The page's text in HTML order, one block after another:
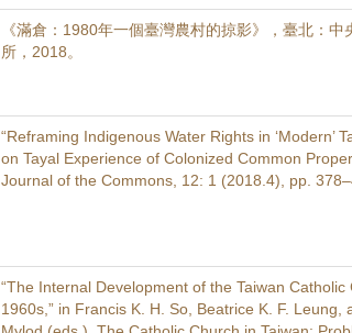
《滿倉：1980年一個臺灣農村的掠影》，臺北：
所，2018。
“Reframing Indigenous Water Rights in ‘Modern’
on Tayal Experience of Colonized Common
Journal of the Commons, 12: 1 (2018.4), pp.
“The Internal Development of the Taiwan
1960s,” in Francis K. H. So, Beatrice K. F. Leung,